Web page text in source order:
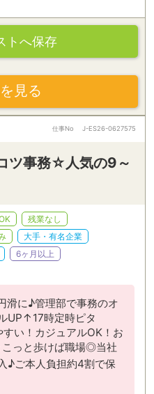
トへ保存
見る
仕事No J-ES26-0627575
ツ事務☆人気の9～
残業なし
大手・有名企業
6ヶ月以上
滑に♪管理部で事務のオ
UP↑17時定時ピタ
い！カジュアルOK！お
っと歩けば職場◎当社
♪ご本人負担約4割で保